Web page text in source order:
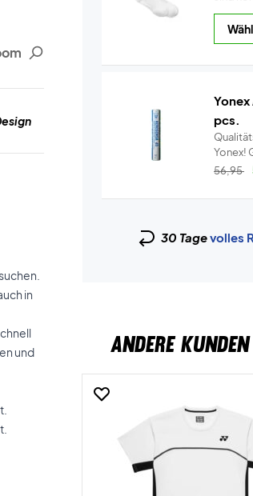
in
und
Yonex
pcs.
Info
56,95
30 Tagevolles
ANDERE